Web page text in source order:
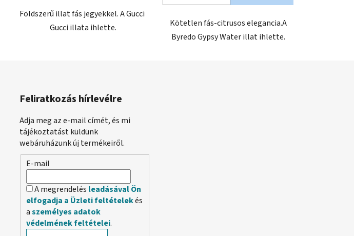
Földszerű illat fás jegyekkel. A Gucci
Gucci illata ihlette.
Kötetlen fás-citrusos elegancia.A
Byredo Gypsy Water illat ihlette.
Feliratkozás hírlevélre
Adja meg az e-mail címét, és mi
tájékoztatást küldünk
webáruházunk új termékeiről.
E-mail
A megrendelés leadásával Ön
elfogadja a Üzleti feltételekés
aszemélyes adatok
védelmének feltételei.